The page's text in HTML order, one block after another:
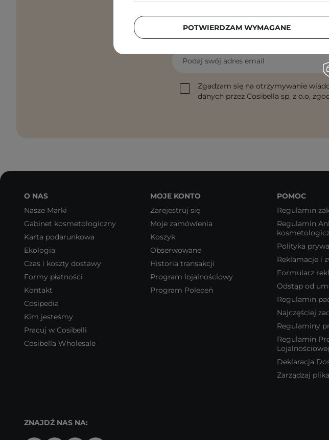
Pielęgnacyjne checklisty,
Podaj swój adres email
Zgadzam się na otrzymywanie
danych przez Cosibella sp. z o.o,
O NAS
Nasze Marki
Gabinet kosmetologiczny
Karta podarunkowa
Ekologia
Czas i koszty dostawy
Formy płatności
Kontakt
Cosipedia
Kim jesteśmy
Pracuj w Cosibelli
Cosibella Wholesale
MOJE KONTO
Zarejestruj się
Moje zamówienia
Koszyk
Obserwowane
Historia transakcji
Program lojalnościowy
Program Poleceń
POMOC
Regulamin
Regulamin
Polityka
Reklamacje i
Formularz
Odstąp od
Regulamin
Najczęściej
Regulaminy
Regulamin
Deklaracja
Zarządzaj
ZNAJDŹ NAS NA:
POTWIERDZAM WYMAGANE